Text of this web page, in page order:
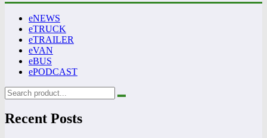
eNEWS
eTRUCK
eTRAILER
eVAN
eBUS
ePODCAST
Recent Posts